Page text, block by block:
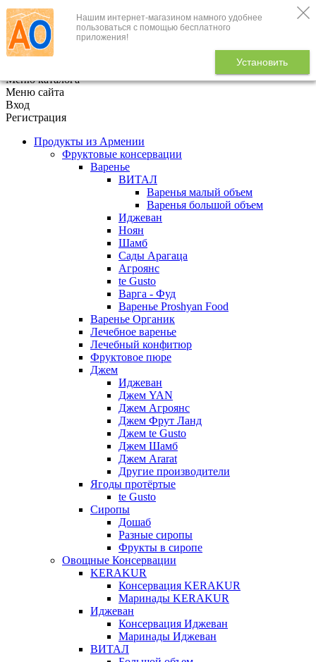
Нашим интернет-магазином намного удобнее
пользоваться с помощью бесплатного
приложения!
Установить
+7 (495) 646-888-1
В корзине
Меню каталога
Меню сайта
Вход
Регистрация
Продукты из Армении
Фруктовые консервации
Варенье
ВИТАЛ
Варенья малый объем
Варенья большой объем
Иджеван
Ноян
Шамб
Сады Арагаца
Агроянс
te Gusto
Варга - Фуд
Варенье Proshyan Food
Варенье Органик
Лечебное варенье
Лечебный конфитюр
Фруктовое пюре
Джем
Иджеван
Джем YAN
Джем Агроянс
Джем Фрут Ланд
Джем te Gusto
Джем Шамб
Джем Ararat
Другие производители
Ягоды протёртые
te Gusto
Сиропы
Дошаб
Разные сиропы
Фрукты в сиропе
Овощные Консервации
KERAKUR
Консервация KERAKUR
Маринады KERAKUR
Иджеван
Консервация Иджеван
Маринады Иджеван
ВИТАЛ